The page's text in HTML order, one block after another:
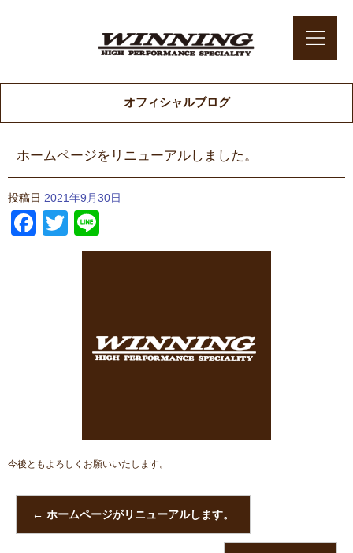
オフィシャルブログ
ホームページをリニューアルしました。
投稿日 2021年9月30日
Facebook
Twitter
今後ともよろしくお願いいたします。
← ホームページがリニューアルします。